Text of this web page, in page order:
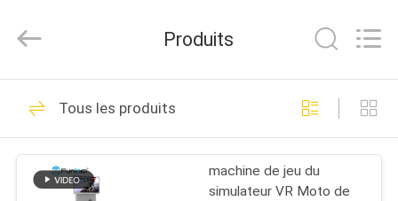
MAISON
DES
PRODUITS
Zhuoyuan
Co.,Ltd.
Reserved.
simulateur de 9D VR
333
Produits
Tous les produits
machine de jeu du
simulateur VR Moto de